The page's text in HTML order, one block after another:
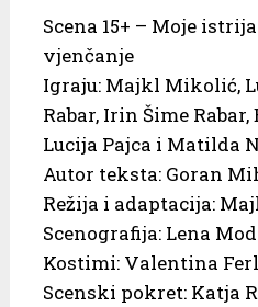
Scena 15+ – Moje
vjenčanje
Igraju: Majkl Mikolić,
Rabar, Irin Šime Rabar,
Lucija Pajca i Matilda
Autor teksta: Goran
Režija i adaptacija:
Scenografija: Lena
Kostimi: Valentina
Scenski pokret: Katja